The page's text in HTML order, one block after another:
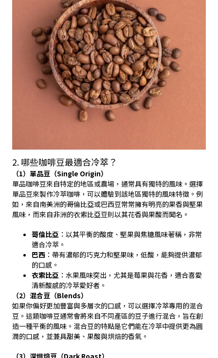
2. 哪些咖啡豆最適合冷萃？
（1）單品豆（Single Origin）
單品咖啡豆來自特定的地區或農場，通常具有獨特的風味。選擇
單品豆來製作冷萃咖啡，可以體驗到該地區獨特的風味特徵。例
如，來自南美洲的哥倫比亞或巴西豆常常擁有明亮的果香與堅果
風味，而來自非洲的衣索比亞豆則以其花香與果酸而聞名。
哥倫比亞 ：以其平衡的酸度、堅果與焦糖風味著稱，非常
適合冷萃。
巴西 ：帶有濃郁的巧克力和堅果味，低酸，能夠提供濃郁
的口感。
衣索比亞 ：水果風味突出，尤其是莓果與花香，適合喜愛
清新酸感的冷萃愛好者。
（2）混合豆（Blends）
如果你偏好更加豐富與多層次的口感，可以選擇冷萃專用的混合
豆。這類咖啡豆通常會將來自不同產區的豆子進行混合，旨在創
造一種平衡的風味。混合豆的特點是它們能在冷萃中提供更為圓
潤的口感，並兼具甜美、果酸與烘焙的香氣。